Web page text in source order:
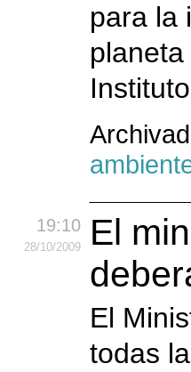
para la
19:10
28/10/2009
El
El
todas